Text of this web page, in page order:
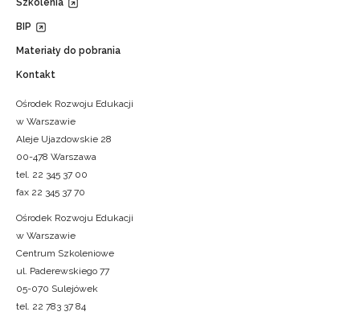
Szkolenia
BIP
Materiały do pobrania
Kontakt
Ośrodek Rozwoju Edukacji
w Warszawie
Aleje Ujazdowskie 28
00-478 Warszawa
tel. 22 345 37 00
fax 22 345 37 70
Ośrodek Rozwoju Edukacji
w Warszawie
Centrum Szkoleniowe
ul. Paderewskiego 77
05-070 Sulejówek
tel. 22 783 37 84